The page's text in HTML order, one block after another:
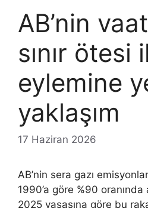
AB’nin
sınır ötesi
eylemine
yaklaşım
17 Haziran 2026
AB’nin sera gazı
1990’a göre %90
2025 yasasına göre bu